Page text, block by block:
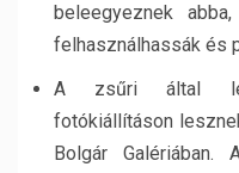
beleegyeznek
felhasználhassák és
A zsűri által
fotókiállításon
Bolgár